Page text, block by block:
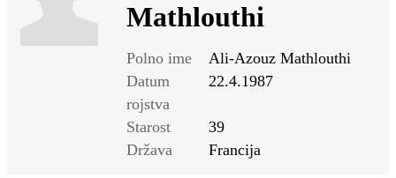
Mathlouthi
Polno ime
Ali-Azouz Mathlouthi
Datum
rojstva
22.4.1987
Starost
39
Država
Francija